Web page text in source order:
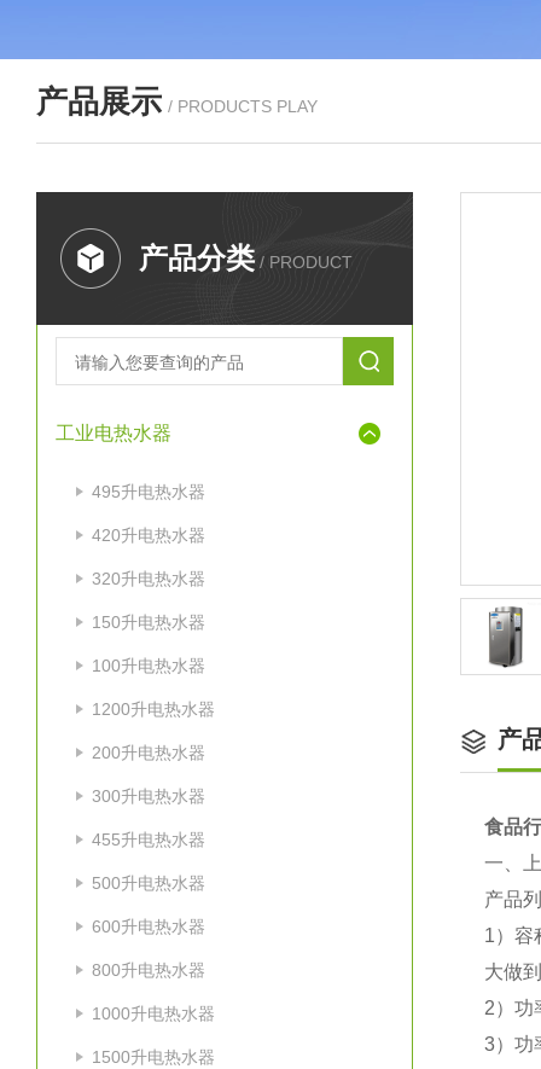
产品展示 / PRODUCTS PLAY
产品分类 / PRODUCT
工业电热水器
495升电热水器
420升电热水器
320升电热水器
150升电热水器
100升电热水器
1200升电热水器
200升电热水器
300升电热水器
455升电热水器
500升电热水器
600升电热水器
800升电热水器
1000升电热水器
1500升电热水器
产
食品
一
产品
1）容
大做到
2） 功
3） 功